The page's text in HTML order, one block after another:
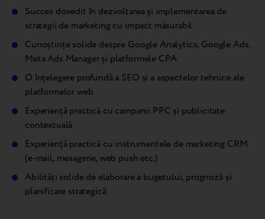
Succes dovedit în dezvoltarea și implementarea de
strategii de marketing cu impact măsurabil
Cunoștințe solide despre Google Analytics, Google Ads,
Meta Ads Manager și platformele CPA
O înțelegere profundă a SEO și a aspectelor tehnice ale
platformelor web
Experiență practică cu campanii PPC și publicitate
contextuală
Experiență practică cu instrumentele de marketing CRM
(e-mail, mesagerie, web push etc.)
Abilități solide de elaborare a bugetului, prognoză și
planificare strategică